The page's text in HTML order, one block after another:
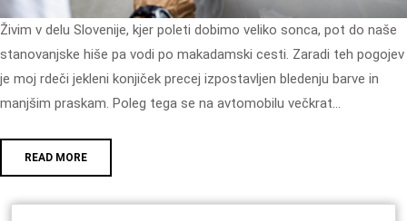
Živim v delu Slovenije, kjer poleti dobimo veliko sonca, pot do naše
stanovanjske hiše pa vodi po makadamski cesti. Zaradi teh pogojev
je moj rdeči jekleni konjiček precej izpostavljen bledenju barve in
manjšim praskam. Poleg tega se na avtomobilu večkrat…
READ MORE